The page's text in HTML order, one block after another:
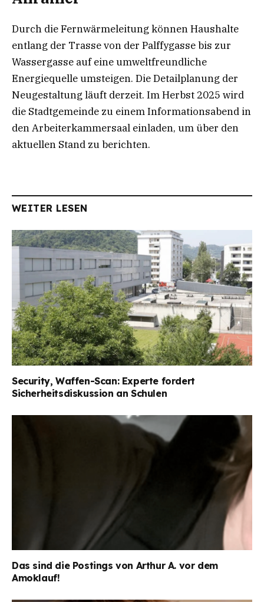
Durch die Fernwärmeleitung können Haushalte
entlang der Trasse von der Palffygasse bis zur
Wassergasse auf eine umweltfreundliche
Energiequelle umsteigen. Die Detailplanung der
Neugestaltung läuft derzeit. Im Herbst 2025 wird
die Stadtgemeinde zu einem Informationsabend in
den Arbeiterkammersaal einladen, um über den
aktuellen Stand zu berichten.
WEITER LESEN
Security, Waffen-Scan: Experte fordert
Sicherheitsdiskussion an Schulen
Das sind die Postings von Arthur A. vor dem
Amoklauf!